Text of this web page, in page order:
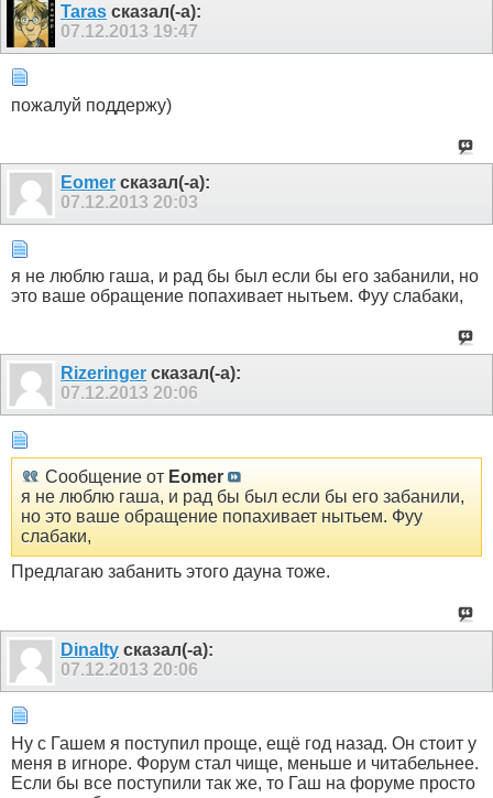
Taras сказал(-а):
07.12.2013 19:47
пожалуй поддержу)
Eomer сказал(-а):
07.12.2013 20:03
я не люблю гаша, и рад бы был если бы его забанили, но
это ваше обращение попахивает нытьем. Фуу слабаки,
Rizeringer сказал(-а):
07.12.2013 20:06
Сообщение от Eomer
я не люблю гаша, и рад бы был если бы его забанили,
но это ваше обращение попахивает нытьем. Фуу
слабаки,
Предлагаю забанить этого дауна тоже.
Dinalty сказал(-а):
07.12.2013 20:06
Ну с Гашем я поступил проще, ещё год назад. Он стоит у
меня в игноре. Форум стал чище, меньше и читабельнее.
Если бы все поступили так же, то Гаш на форуме просто